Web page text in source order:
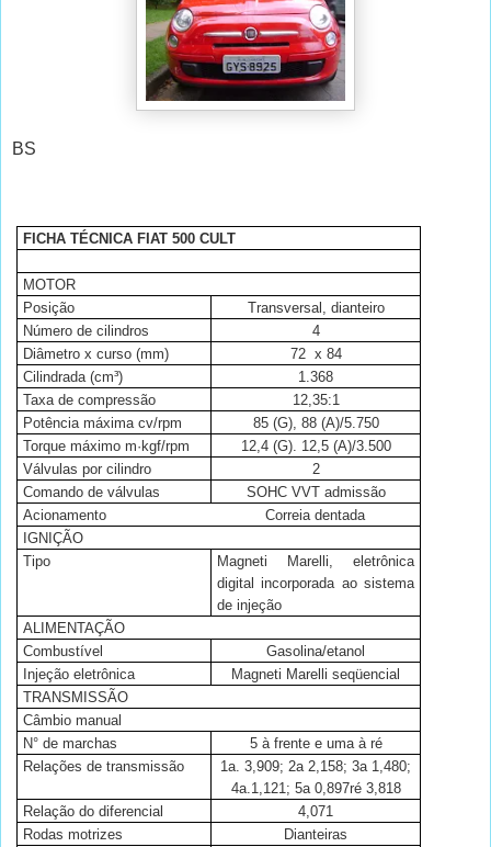
BS
FICHA TÉCNICA FIAT 500 CULT
MOTOR
Posição
Transversal, dianteiro
Número de cilindros
4
Diâmetro x curso (mm)
72 x 84
Cilindrada (cm³)
1.368
Taxa de compressão
12,35:1
Potência máxima cv/rpm
85 (G), 88 (A)/5.750
Torque máximo m·kgf/rpm
12,4 (G). 12,5 (A)/3.500
Válvulas por cilindro
2
Comando de válvulas
SOHC VVT admissão
Acionamento
Correia dentada
IGNIÇÃO
Tipo
Magneti Marelli, eletrônica
digital incorporada ao sistema
de injeção
ALIMENTAÇÃO
Combustível
Gasolina/etanol
Injeção eletrônica
Magneti Marelli seqüencial
TRANSMISSÃO
Câmbio manual
N° de marchas
5 à frente e uma à ré
Relações de transmissão
1a. 3,909; 2a 2,158; 3a 1,480;
4a.1,121; 5a 0,897ré 3,818
Relação do diferencial
4,071
Rodas motrizes
Dianteiras